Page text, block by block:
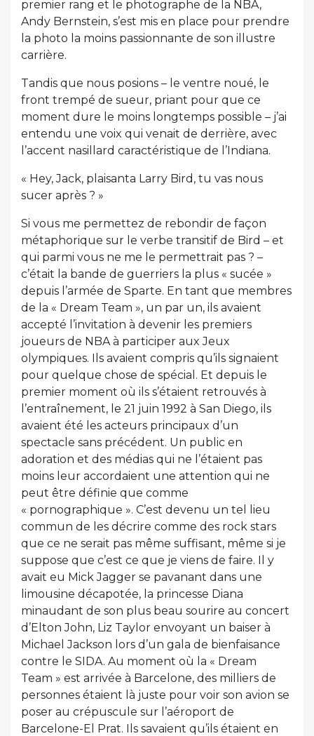
premier rang et le photographe de la NBA,
Andy Bernstein, s’est mis en place pour prendre
la photo la moins passionnante de son illustre
carrière.
Tandis que nous posions – le ventre noué, le
front trempé de sueur, priant pour que ce
moment dure le moins longtemps possible – j’ai
entendu une voix qui venait de derrière, avec
l’accent nasillard caractéristique de l’Indiana.
« Hey, Jack, plaisanta Larry Bird, tu vas nous
sucer après ? »
Si vous me permettez de rebondir de façon
métaphorique sur le verbe transitif de Bird – et
qui parmi vous ne me le permettrait pas ? –
c’était la bande de guerriers la plus « sucée »
depuis l’armée de Sparte. En tant que membres
de la « Dream Team », un par un, ils avaient
accepté l’invitation à devenir les premiers
joueurs de NBA à participer aux Jeux
olympiques. Ils avaient compris qu’ils signaient
pour quelque chose de spécial. Et depuis le
premier moment où ils s’étaient retrouvés à
l’entraînement, le 21 juin 1992 à San Diego, ils
avaient été les acteurs principaux d’un
spectacle sans précédent. Un public en
adoration et des médias qui ne l’étaient pas
moins leur accordaient une attention qui ne
peut être définie que comme
« pornographique ». C’est devenu un tel lieu
commun de les décrire comme des rock stars
que ce ne serait pas même suffisant, même si je
suppose que c’est ce que je viens de faire. Il y
avait eu Mick Jagger se pavanant dans une
limousine décapotée, la princesse Diana
minaudant de son plus beau sourire au concert
d’Elton John, Liz Taylor envoyant un baiser à
Michael Jackson lors d’un gala de bienfaisance
contre le SIDA. Au moment où la « Dream
Team » est arrivée à Barcelone, des milliers de
personnes étaient là juste pour voir son avion se
poser au crépuscule sur l’aéroport de
Barcelone-El Prat. Ils savaient qu’ils étaient en